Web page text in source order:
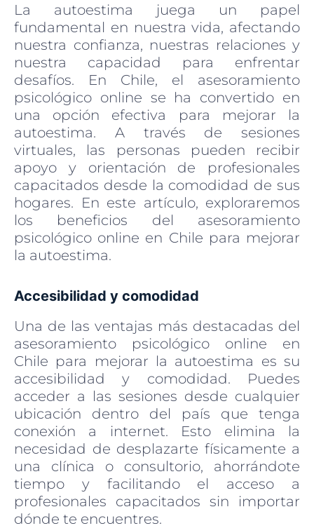
La autoestima juega un papel
fundamental en nuestra vida, afectando
nuestra confianza, nuestras relaciones y
nuestra capacidad para enfrentar
desafíos. En Chile, el asesoramiento
psicológico online se ha convertido en
una opción efectiva para mejorar la
autoestima. A través de sesiones
virtuales, las personas pueden recibir
apoyo y orientación de profesionales
capacitados desde la comodidad de sus
hogares. En este artículo, exploraremos
los beneficios del asesoramiento
psicológico online en Chile para mejorar
la autoestima.
Accesibilidad y comodidad
Una de las ventajas más destacadas del
asesoramiento psicológico online en
Chile para mejorar la autoestima es su
accesibilidad y comodidad. Puedes
acceder a las sesiones desde cualquier
ubicación dentro del país que tenga
conexión a internet. Esto elimina la
necesidad de desplazarte físicamente a
una clínica o consultorio, ahorrándote
tiempo y facilitando el acceso a
profesionales capacitados sin importar
dónde te encuentres.